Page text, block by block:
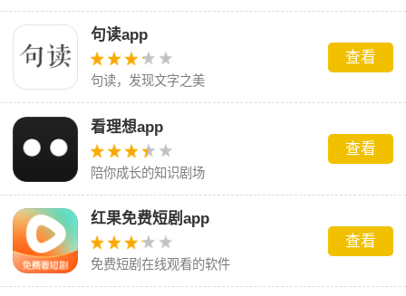
句读app
句读，发现文字之美
查看
看理想app
陪你成长的知识剧场
查看
红果免费短剧app
免费短剧在线观看的软件
查看